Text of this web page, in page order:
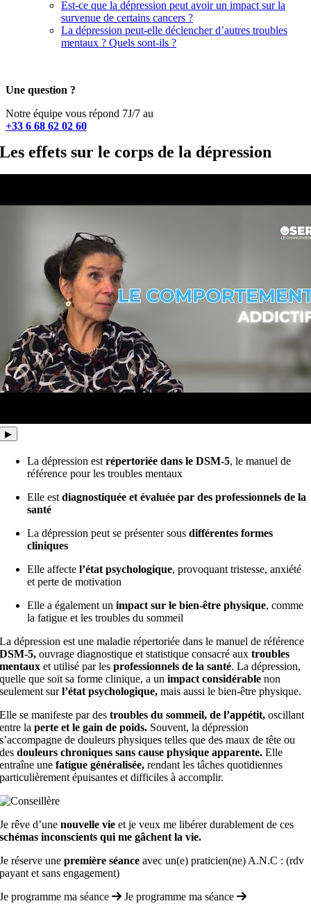
Est-ce que la dépression peut avoir un impact sur la
survenue de certains cancers ?
La dépression peut-elle déclencher d’autres troubles
mentaux ? Quels sont-ils ?
Une question ?
Notre équipe vous répond 7J/7 au
+33 6 68 62 02 60
Les effets sur le corps de la dépression
▶
La dépression estrépertoriée dans le DSM-5, le manuel de
référence pour les troubles mentaux
Elle estdiagnostiquée et évaluée par des professionnels de la
santé
La dépression peut se présenter sousdifférentes formes
cliniques
Elle affectel’état psychologique, provoquant tristesse, anxiété
et perte de motivation
Elle a également unimpact sur le bien-être physique, comme
la fatigue et les troubles du sommeil
La dépression est une maladie répertoriée dans le manuel de référence
DSM-5, ouvrage diagnostique et statistique consacré aux troubles
mentauxet utilisé par lesprofessionnels de la santé. La dépression,
quelle que soit sa forme clinique, a unimpact considérable non
seulement surl’état psychologique,mais aussi le bien-être physique.
Elle se manifeste par des troubles du sommeil, de l’appétit, oscillant
entre la perte et le gain de poids. Souvent, la dépression
s’accompagne de douleurs physiques telles que des maux de tête ou
desdouleurs chroniques sans cause physique apparente. Elle
entraîne une fatigue généralisée, rendant les tâches quotidiennes
particulièrement épuisantes et difficiles à accomplir.
Je rêve d’unenouvelle vie et je veux me libérer durablement de ces
schémas inconscients qui me gâchent la vie.
Je réserve unepremière séance avec un(e) praticien(ne) A.N.C : (rdv
payant et sans engagement)
Je programme ma séance
Je programme ma séance